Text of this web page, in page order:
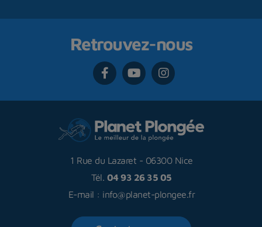
Retrouvez-nous
1 Rue du Lazaret - 06300 Nice
Tél. 04 93 26 35 05
E-mail : info@planet-plongee.fr